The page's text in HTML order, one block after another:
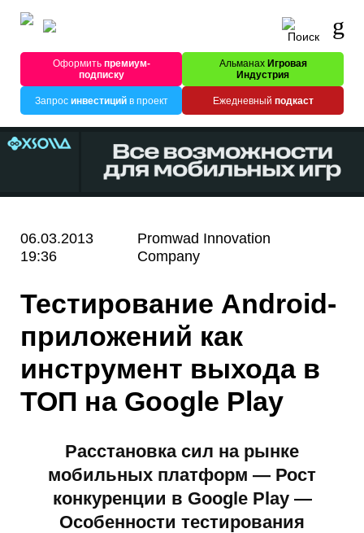
Оформитьпремиум-
подписку
Альманах Игровая
Индустрия
Запрос инвестицийв проект Ежедневный подкаст
06.03.2013
19:36
Promwad Innovation
Company
Тестирование Android-
приложений как
инструмент выхода в
ТОП на Google Play
Расстановка сил на рынке
мобильных платформ — Рост
конкуренции в Google Play —
Особенности тестирования